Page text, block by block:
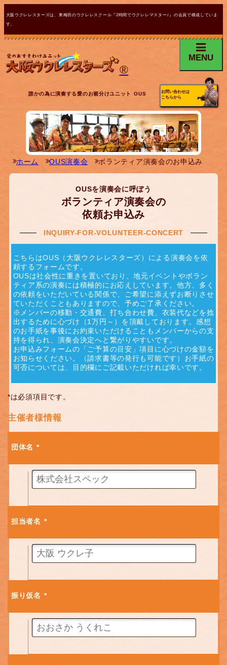
大阪ウクレレスターズは、東梅田のウクレレスクール『2時間でウクレレマスター♪』の会員で構成していま
す。
®
MENU
誰かの為に演奏する愛のお裾分けユニット OUS
お問い合わせは
こちらから
ホーム OUS演奏会 ボランティア演奏会のお申込み
OUSを演奏会に呼ぼう
ボランティア演奏会の
依頼お申込み
INQUIRY-FOR-VOLUNTEER-CONCERT
こちらはOUS（大阪ウクレレスターズ）による演奏会を依
頼するフォームです。
OUSは社会性に重きを置いており、地元イベントやボラン
ティア系の演奏には積極的にお応えしています。他方、多く
の依頼をいただいている関係で、ご希望に添えずお断りさせ
ていただくこともありますので、予めご了承ください。
※メンバーの移動・交通費、打ち合わせ費、衣装代などを捻
出するために心づけ（1万円～）を頂戴しております。感想
のお手紙を事後にお約束いただけることもメンバーからの支
持を得られ、演奏会決定へと繋がりやすいです。
お申込みフォームの「ご予算の目安」項目に心づけの金額を
お知らせください。（請求書等の発行も可能です）お手紙の
可否については、目的欄にご記載いただければ幸いです。
*は必須項目です。
主催者様情報
団体名*
担当者名 *
振り仮名 *